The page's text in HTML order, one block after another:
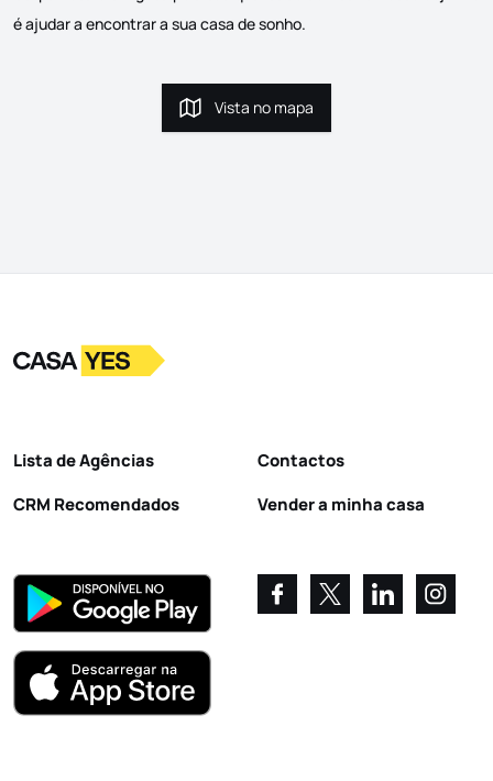
é ajudar a encontrar a sua casa de sonho.
Vista no mapa
Vista no mapa
LogoIr para a homepage
Lista de Agências
CRM Recomendados
Contactos
Vender a minha casa